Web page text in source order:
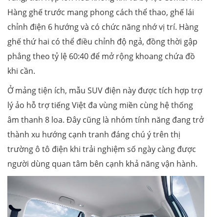
Hàng ghế trước mang phong cách thể thao, ghế lái
chỉnh điện 6 hướng và có chức năng nhớ vị trí. Hàng
ghế thứ hai có thể điều chỉnh độ ngả, đồng thời gập
phẳng theo tỷ lệ 60:40 để mở rộng khoang chứa đồ
khi cần.
Ở mảng tiện ích, mẫu SUV điện này được tích hợp trợ
lý ảo hỗ trợ tiếng Việt đa vùng miền cùng hệ thống
âm thanh 8 loa. Đây cũng là nhóm tính năng đang trở
thành xu hướng cạnh tranh đáng chú ý trên thị
trường ô tô điện khi trải nghiệm số ngày càng được
người dùng quan tâm bên cạnh khả năng vận hành.